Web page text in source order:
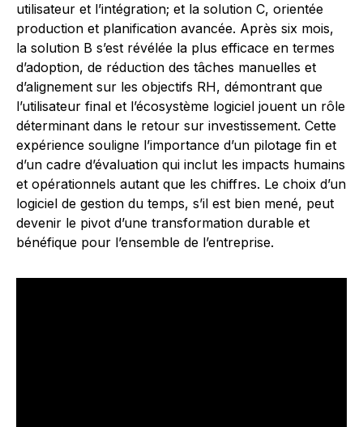
utilisateur et l’intégration; et la solution C, orientée
production et planification avancée. Après six mois,
la solution B s’est révélée la plus efficace en termes
d’adoption, de réduction des tâches manuelles et
d’alignement sur les objectifs RH, démontrant que
l’utilisateur final et l’écosystème logiciel jouent un rôle
déterminant dans le retour sur investissement. Cette
expérience souligne l’importance d’un pilotage fin et
d’un cadre d’évaluation qui inclut les impacts humains
et opérationnels autant que les chiffres. Le choix d’un
logiciel de gestion du temps, s’il est bien mené, peut
devenir le pivot d’une transformation durable et
bénéfique pour l’ensemble de l’entreprise.